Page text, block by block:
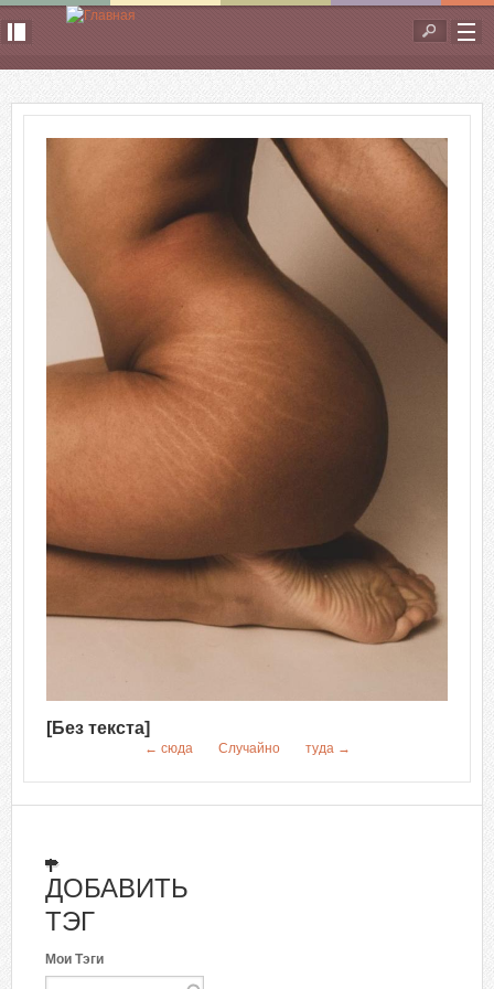
Перейти к основному содержанию
Форма
поиска
[Без текста]
← сюда Случайно туда →
ДОБАВИТЬ
ТЭГ
Мои Тэги